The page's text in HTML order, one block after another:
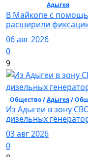
Адыгея/
В Майкопе с
расширили
06 авг 2026
0
9
Общество /Адыгея/
Из Адыгеи в зону
дизельных
03 авг 2026
0